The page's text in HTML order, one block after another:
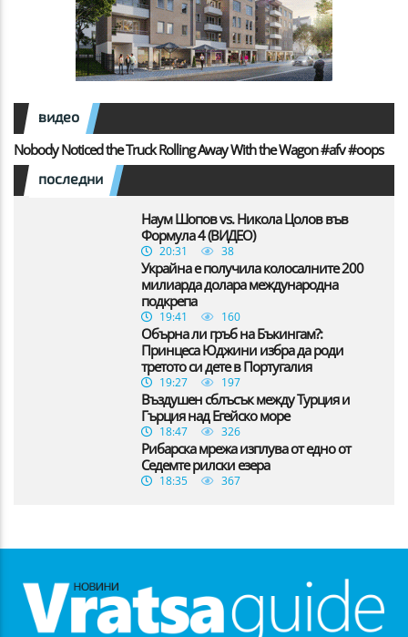
видео
Nobody Noticed the Truck Rolling Away With the Wagon #afv #oops
последни
Наум Шопов vs. Никола Цолов във
Формула 4 (ВИДЕО)
20:31 38
Украйна е получила колосалните 200
милиарда долара международна
подкрепа
19:41 160
Обърна ли гръб на Бъкингам?:
Принцеса Юджини избра да роди
третото си дете в Португалия
19:27 197
Въздушен сблъсък между Турция и
Гърция над Егейско море
18:47 326
Рибарска мрежа изплува от едно от
Седемте рилски езера
18:35 367